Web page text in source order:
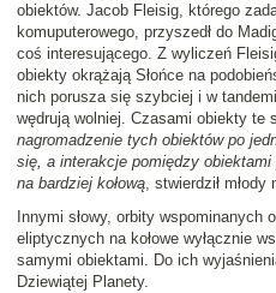
obiektów. Jacob Fleisig, którego
komuputerowego, przyszedł do
coś interesującego. Z wyliczeń
obiekty okrążają Słońce na
nich porusza się szybciej i w
wędrują wolniej. Czasami obiekty te
nagromadzenie tych obiektów po
się, a interakcje pomiędzy
na bardziej kołową, stwierdził młody
Innymi słowy, orbity wspominanych
eliptycznych na kołowe wyłącznie
samymi obiektami. Do ich
Dziewiątej Planety.